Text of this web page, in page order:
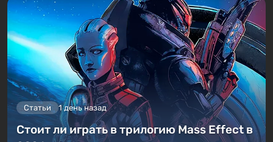
Статьи 1 день назад
Стоит ли играть в трилогию Mass Effect в